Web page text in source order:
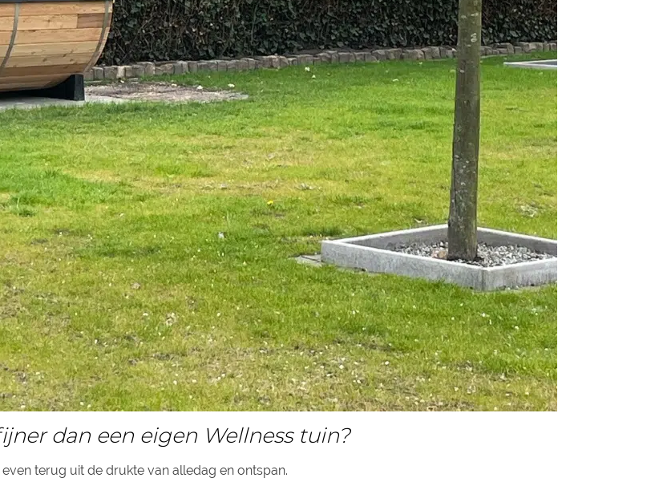
dan een eigen Wellness tuin?
even terug uit de drukte van alledag en ontspan.